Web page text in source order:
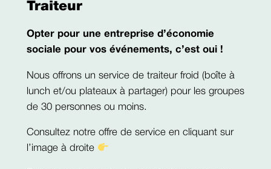
Traiteur
Opter pour une entreprise d’économie
sociale pour vos événements, c’est oui !
Nous offrons un service de traiteur froid (boîte à
lunch et/ou plateaux à partager) pour les groupes
de 30 personnes ou moins.
Consultez notre offre de service en cliquant sur
l’image à droite